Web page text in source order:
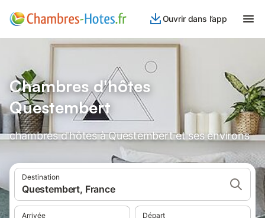
Ouvrir dans l’app
Chambres d'hôtes
Questembert
chambres d'hôtes à Questembert et ses environs
Destination
Questembert, France
Arrivée Départ